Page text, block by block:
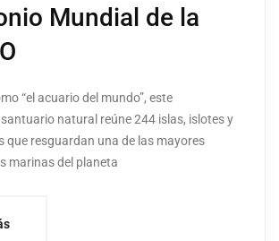
Mundial de la
“el acuario del mundo”, este
natural reúne 244 islas, islotes y
que resguardan una de las mayores
marinas del planeta